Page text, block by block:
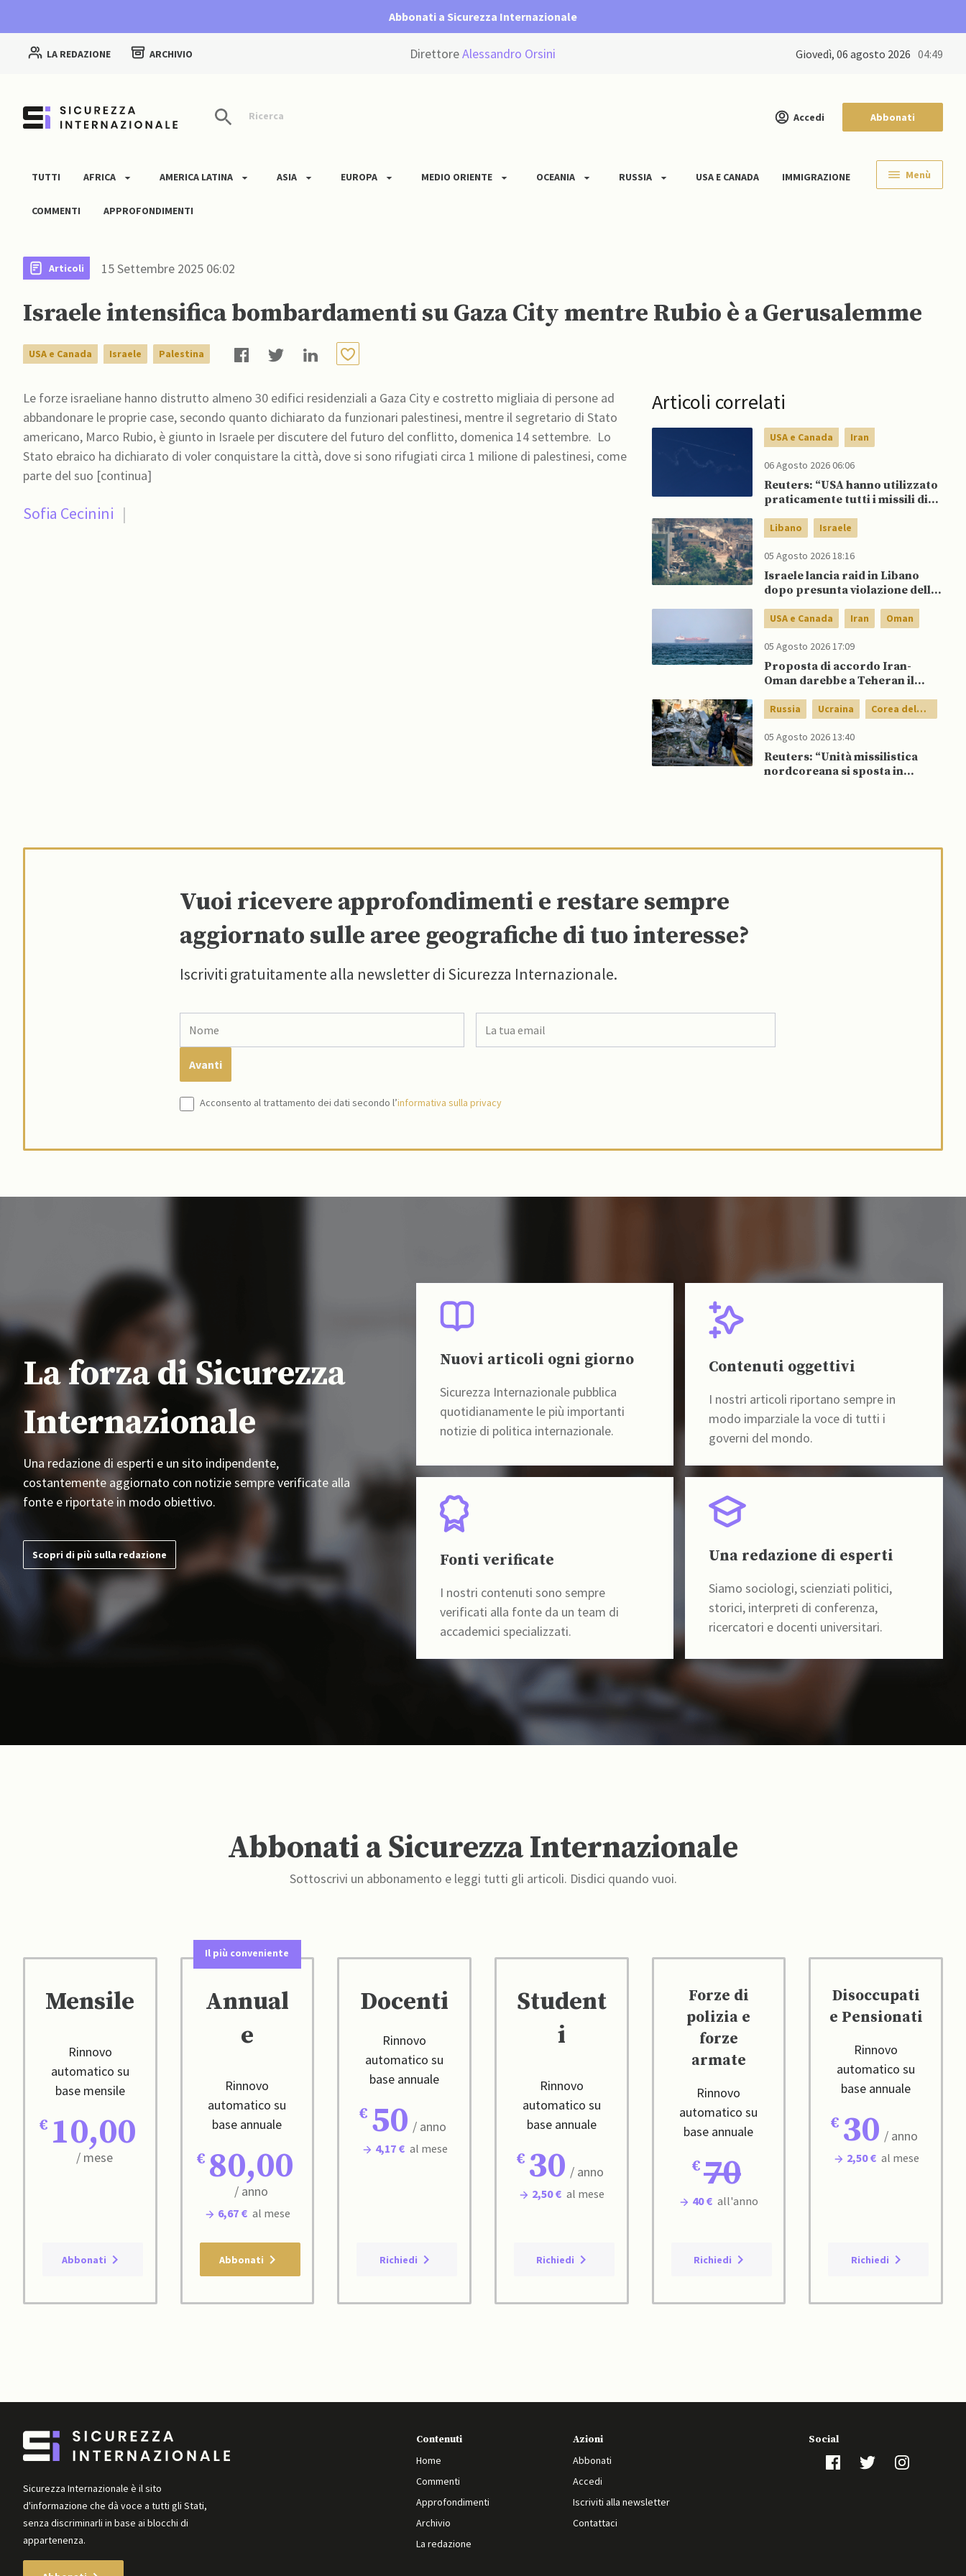
Abbonati a Sicurezza Internazionale
LA REDAZIONE ARCHIVIO DirettoreAlessandro Orsini giovedì, 06 agosto 2026 04:49
Ricerca Accedi Abbonati
TUTTI AFRICA AMERICA LATINA ASIA EUROPA MEDIO ORIENTE OCEANIA RUSSIA USA E CANADA IMMIGRAZIONE
COMMENTI APPROFONDIMENTI
Menù
Articoli 15 Settembre 2025 06:02
Israele intensifica bombardamenti su Gaza City mentre Rubio è a Gerusalemme
USA e Canada Israele Palestina
Le forze israeliane hanno distrutto almeno 30 edifici residenziali a Gaza City e costretto migliaia di persone ad
abbandonare le proprie case, secondo quanto dichiarato da funzionari palestinesi, mentre il segretario di Stato
americano, Marco Rubio, è giunto in Israele per discutere del futuro del conflitto, domenica 14 settembre. Lo
Stato ebraico ha dichiarato di voler conquistare la città, dove si sono rifugiati circa 1 milione di palestinesi, come
parte del suo [continua]
Sofia Cecinini |
Articoli correlati
USA e Canada Iran
06 Agosto 2026 06:06
Reuters: “USA hanno utilizzato
praticamente tutti i missili di
Libano Israele
05 Agosto 2026 18:16
Israele lancia raid in Libano
dopo presunta violazione della
USA e Canada Iran Oman
05 Agosto 2026 17:09
Proposta di accordo Iran-
Oman darebbe a Teheran il
nel Golfo
Russia Ucraina
Corea del
Nord
05 Agosto 2026 13:40
Reuters: “Unità missilistica
nordcoreana si sposta in
Vuoi ricevere approfondimenti e restare sempre
aggiornato sulle aree geografiche di tuo interesse?
Iscriviti gratuitamente alla newsletter di Sicurezza Internazionale.
Acconsento al trattamento dei dati secondo l’informativa sulla privacy
La forza di Sicurezza
Internazionale
Una redazione di esperti e un sito indipendente,
costantemente aggiornato con notizie sempre verificate alla
fonte e riportate in modo obiettivo.
Scopri di più sulla redazione
Nuovi articoli ogni giorno
Sicurezza Internazionale pubblica
quotidianamente le più importanti
notizie di politica internazionale.
Contenuti oggettivi
I nostri articoli riportano sempre in
modo imparziale la voce di tutti i
governi del mondo.
Fonti verificate
I nostri contenuti sono sempre
verificati alla fonte da un team di
accademici specializzati.
Una redazione di esperti
Siamo sociologi, scienziati politici,
storici, interpreti di conferenza,
ricercatori e docenti universitari.
Abbonati a Sicurezza Internazionale
Sottoscrivi un abbonamento e leggi tutti gli articoli. Disdici quando vuoi.
Mensile
Rinnovo
automatico su
base mensile
10,00
/ mese
Abbonati
Il più conveniente
Annual
e
Rinnovo
automatico su
base annuale
80,00
/ anno
6,67 € al mese
Abbonati
Docenti
Rinnovo
automatico su
base annuale
50 / anno
4,17 € al mese
Richiedi
Student
i
Rinnovo
automatico su
base annuale
30 / anno
2,50 € al mese
Richiedi
Forze di
polizia e
forze
armate
Rinnovo
automatico su
base annuale
70
40 € all'anno
Richiedi
Disoccupati
e Pensionati
Rinnovo
automatico su
base annuale
30 / anno
2,50 € al mese
Richiedi
Sicurezza Internazionale è il sito
d'informazione che dà voce a tutti gli Stati,
senza discriminarli in base ai blocchi di
appartenenza.
Contenuti
Home
Commenti
Approfondimenti
Archivio
La redazione
Azioni
Abbonati
Accedi
Iscriviti alla newsletter
Contattaci
Social